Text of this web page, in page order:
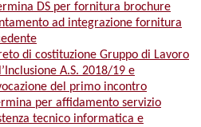
DS per fornitura brochure
ad integrazione fornitura
di costituzione Gruppo di Lavoro
A.S. 2018/19 e
del primo incontro
per affidamento servizio
tecnico informatica e